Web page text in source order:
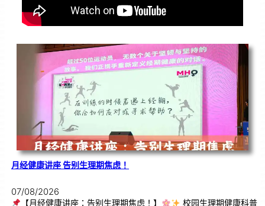
月经健康讲座 告别生理期焦虑！
07/08/2026
【月经健康讲座：告别生理期焦虑！】
校园生理期健康科普